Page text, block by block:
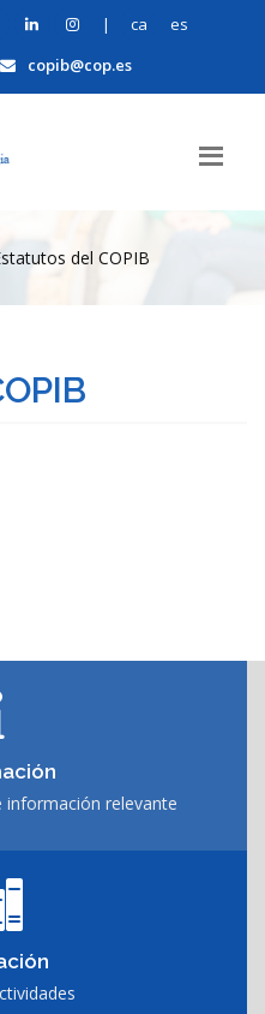
| ca
es
copib@cop.es
del COPIB
información relevante